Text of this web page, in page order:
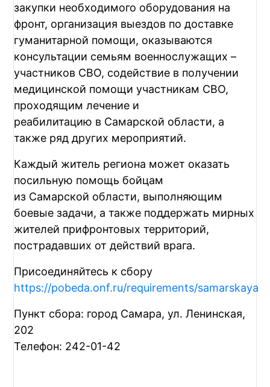
закупки необходимого оборудования на
фронт, организация выездов по доставке
гуманитарной помощи, оказываются
консультации семьям военнослужащих –
участников СВО, содействие в получении
медицинской помощи участникам СВО,
проходящим лечение и
реабилитацию в Самарской области, а
также ряд других мероприятий.
Каждый житель региона может оказать
посильную помощь бойцам
из Самарской области, выполняющим
боевые задачи, а также поддержать мирных
жителей прифронтовых территорий,
пострадавших от действий врага.
Присоединяйтесь к сбору
https://pobeda.onf.ru/requirements/samarskaya
Пункт сбора: город Самара, ул. Ленинская,
202
Телефон: 242-01-42